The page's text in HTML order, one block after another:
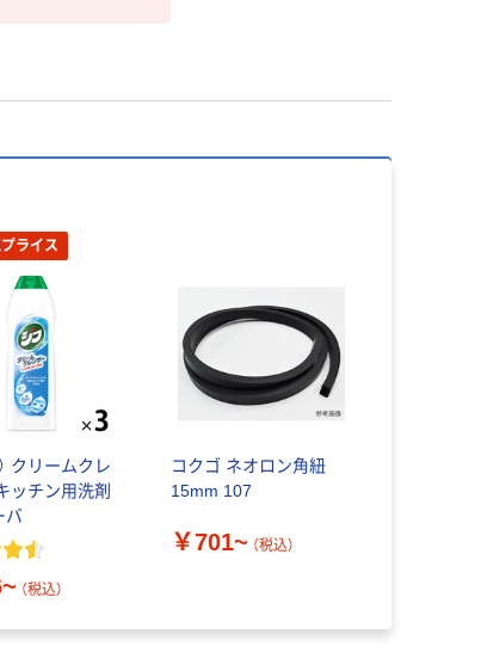
ライス
クリームクレ
ッチン用洗剤
バ
（税込）
コクゴ ネオロン角紐
15mm 107
￥701~ （税込）